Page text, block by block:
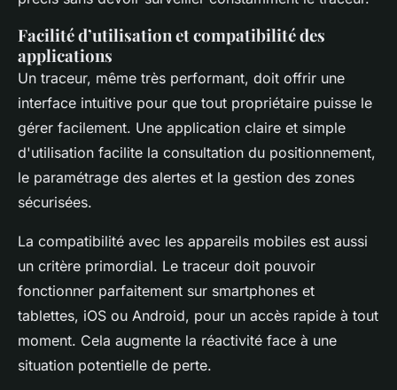
Facilité d’utilisation et compatibilité des
applications
Un traceur, même très performant, doit offrir une
interface intuitive pour que tout propriétaire puisse le
gérer facilement. Une application claire et simple
d'utilisation facilite la consultation du positionnement,
le paramétrage des alertes et la gestion des zones
sécurisées.
La compatibilité avec les appareils mobiles est aussi
un critère primordial. Le traceur doit pouvoir
fonctionner parfaitement sur smartphones et
tablettes, iOS ou Android, pour un accès rapide à tout
moment. Cela augmente la réactivité face à une
situation potentielle de perte.